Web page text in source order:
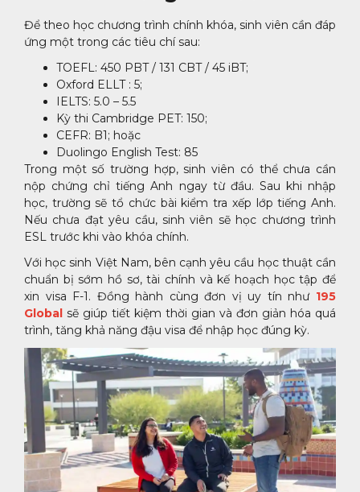
Để theo học chương trình chính khóa, sinh viên cần đáp
ứng một trong các tiêu chí sau:
TOEFL: 450 PBT / 131 CBT / 45 iBT;
Oxford ELLT : 5;
IELTS: 5.0 – 5.5
Kỳ thi Cambridge PET: 150;
CEFR: B1; hoặc
Duolingo English Test: 85
Trong một số trường hợp, sinh viên có thể chưa cần
nộp chứng chỉ tiếng Anh ngay từ đầu. Sau khi nhập
học, trường sẽ tổ chức bài kiểm tra xếp lớp tiếng Anh.
Nếu chưa đạt yêu cầu, sinh viên sẽ học chương trình
ESL trước khi vào khóa chính.
Với học sinh Việt Nam, bên cạnh yêu cầu học thuật cần
chuẩn bị sớm hồ sơ, tài chính và kế hoạch học tập để
xin visa F-1. Đồng hành cùng đơn vị uy tín như 195
Global sẽ giúp tiết kiệm thời gian và đơn giản hóa quá
trình, tăng khả năng đậu visa để nhập học đúng kỳ.